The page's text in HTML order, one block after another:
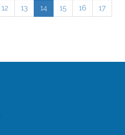
12 13 14 15 16
17